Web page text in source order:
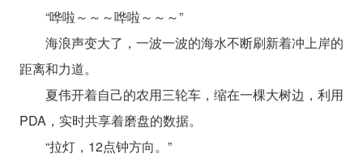
“哗啦～～～哗啦～～～”
海浪声变大了，一波一波的海水不断刷新着冲上岸的
距离和力道。
夏伟开着自己的农用三轮车，缩在一棵大树边，利用
PDA，实时共享着磨盘的数据。
“拉灯，12点钟方向。”